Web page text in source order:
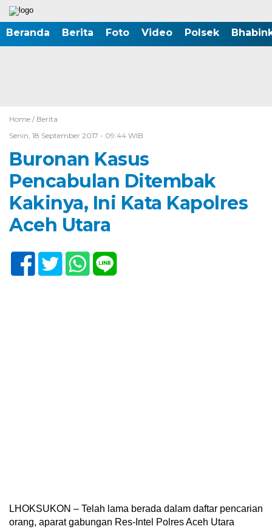
Beranda Berita Foto Video Polsek
Home / Berita
Senin, 18 September 2017 - 09:44 WIB
Buronan Kasus
Pencabulan Ditembak
Kakinya, Ini Kata Kapolres
Aceh Utara
LHOKSUKON – Telah lama berada dalam daftar pencarian
orang, aparat gabungan Res-Intel Polres Aceh Utara